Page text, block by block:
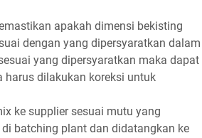
apakah dimensi bekisting
dengan yang dipersyaratkan dalam
yang dipersyaratkan maka dapat
dilakukan koreksi untuk
ke supplier sesuai mutu yang
batching plant dan didatangkan ke